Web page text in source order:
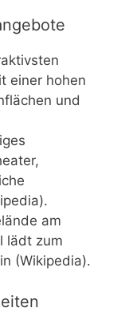
einer hohen
und
am
lädt zum
(Wikipedia).